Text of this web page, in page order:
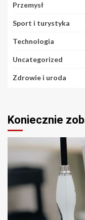
Przemysł
Sport i turystyka
Technologia
Uncategorized
Zdrowie i uroda
Koniecznie